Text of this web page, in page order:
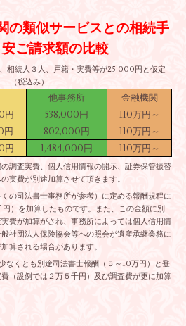
の類似サービスとの相続手
ご請求額の比較
相続人３人、戸籍・実費等が25,000円と仮定
（税込み）
他事務所
金融機関
円 538,000円
110万円～
円 802,000円
110万円～
円 1,484,000円 110万円～
査実費、個人信用情報の開示、証券保管振替
実費が別途加算させて頂きます。
司法書士事務所が参考）に定める報酬規程に
）を加算したものです。また、この金額に別
費が加算がされ、事務所によっては個人信用情
社団法人保険協会等への照会が遺産承継業務に
算される場合があります。
くとも別途司法書士報酬（５～10万円）と登
（設例では２万５千円）及び調査費が更に加算